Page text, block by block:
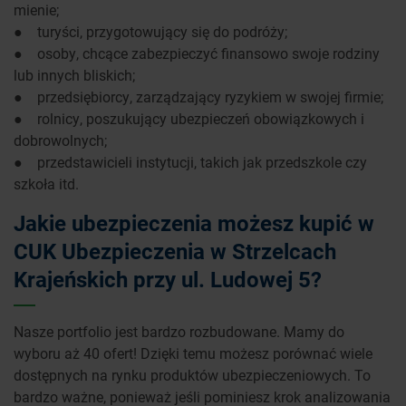
mienie;
● turyści, przygotowujący się do podróży;
● osoby, chcące zabezpieczyć finansowo swoje rodziny
lub innych bliskich;
● przedsiębiorcy, zarządzający ryzykiem w swojej firmie;
● rolnicy, poszukujący ubezpieczeń obowiązkowych i
dobrowolnych;
● przedstawicieli instytucji, takich jak przedszkole czy
szkoła itd.
Jakie ubezpieczenia możesz kupić w
CUK Ubezpieczenia w Strzelcach
Krajeńskich przy ul. Ludowej 5?
Nasze portfolio jest bardzo rozbudowane. Mamy do
wyboru aż 40 ofert! Dzięki temu możesz porównać wiele
dostępnych na rynku produktów ubezpieczeniowych. To
bardzo ważne, ponieważ jeśli pominiesz krok analizowania